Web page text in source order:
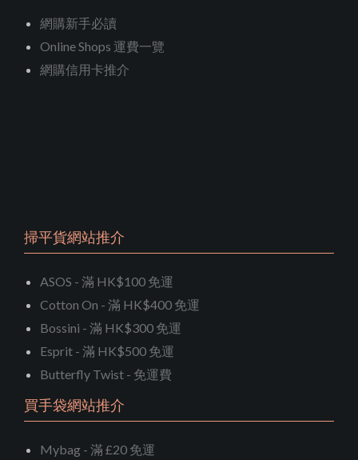
網購新手必讀
Online Shops 運費一覽
網購信用卡推介
掃平貨網站推介
ASOS - 滿 HK$100 免運
Cotton On - 滿 HK$400 免運
Bossini - 滿 HK$300 免運
Esprit - 滿 HK$500 免運
Butterfly Twist - 免運費
買手袋網站推介
Mybag - 滿 £20 免運